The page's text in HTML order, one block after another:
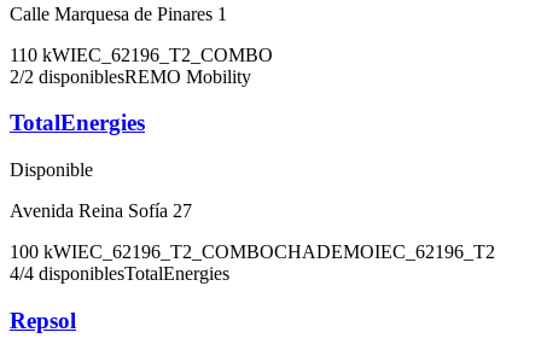
Calle Marquesa de Pinares 1
110 kWIEC_62196_T2_COMBO
2/2 disponiblesREMO Mobility
TotalEnergies
Disponible
Avenida Reina Sofía 27
100 kWIEC_62196_T2_COMBOCHADEMOIEC_62196_T2
4/4 disponiblesTotalEnergies
Repsol